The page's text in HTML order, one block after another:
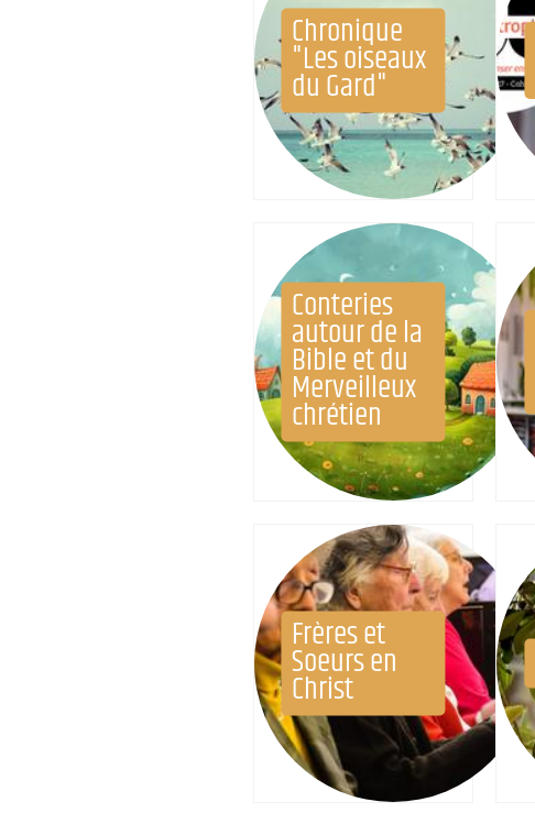
Chronique
"Les oiseaux
du Gard"
Conteries
autour de la
Bible et du
Merveilleux
chrétien
Frères et
Soeurs en
Christ